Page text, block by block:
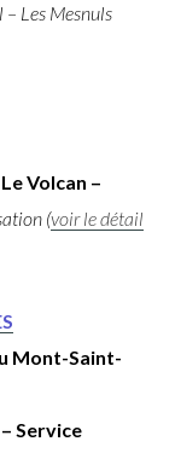
Les Mesnuls
Volcan –
(voir le détail
Mont-Saint-
Service